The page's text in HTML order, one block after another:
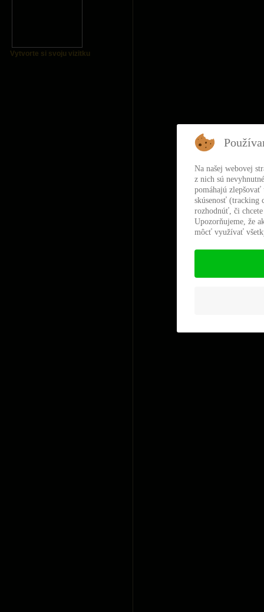
Vytvorte si svoju vizitku
Na našej webovej
z nich sú
pomáhajú
skúsenosť (tracking
rozhodnúť, či
Upozorňujeme, že
môcť využívať